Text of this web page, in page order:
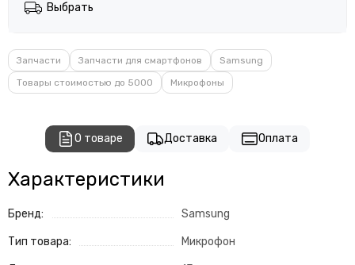
Выбрать
Запчасти Запчасти для смартфонов
Samsung
Товары стоимостью до 5000
Микрофоны
О товаре Доставка Оплата
Характеристики
Бренд: Samsung
Тип товара: Микрофон